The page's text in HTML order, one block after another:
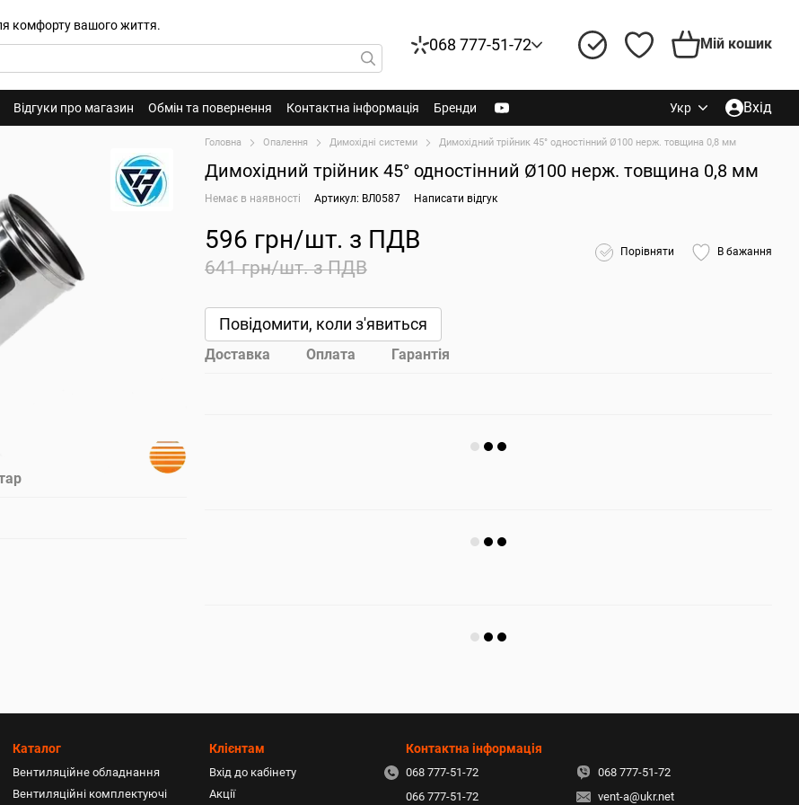
комфорту вашого життя.
068 777-51-72 Мій кошик
Відгуки про магазин Обмін та повернення Контактна інформація Бренди Укр Вхід
Головна Опалення Димохідні системи Димохідний трійник 45° одностінний Ø100 нерж. товщина 0,8 мм
Димохідний трійник 45° одностінний Ø100 нерж. товщина 0,8 мм
Немає в наявності Артикул: ВЛ0587 Написати відгук
596 грн/шт. з ПДВ
641 грн/шт. з ПДВ
Порівняти В бажання
Повідомити, коли з'явиться
Доставка Оплата Гарантія
Каталог
Вентиляційне обладнання
Вентиляційні комплектуючі
Клієнтам
Вхід до кабінету
Акції
Контактна інформація
068 777-51-72
066 777-51-72
068 777-51-72
vent-a@ukr.net